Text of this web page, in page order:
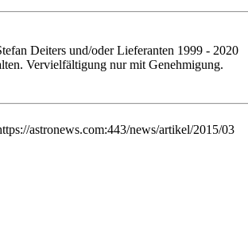
Deiters und/oder Lieferanten 1999 - 2020
Vervielfältigung nur mit Genehmigung.
astronews.com:443/news/artikel/2015/03